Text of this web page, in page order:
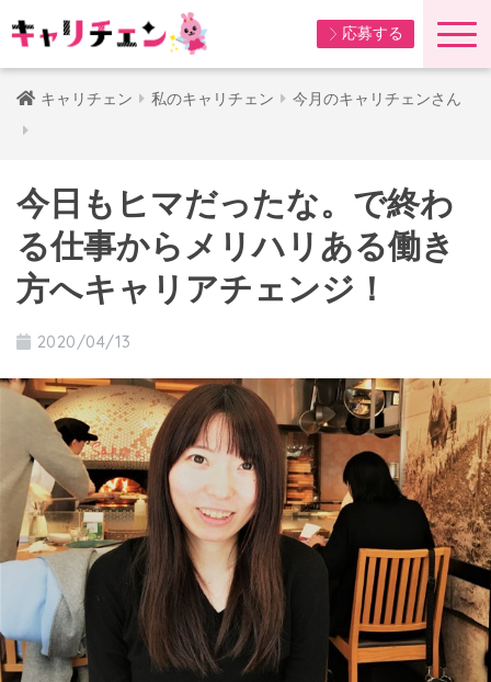
応募する
キャリチェン 私のキャリチェン 今月のキャリチェンさん
今日もヒマだったな。で終わ
る仕事からメリハリある働き
方へキャリアチェンジ！
2020/04/13